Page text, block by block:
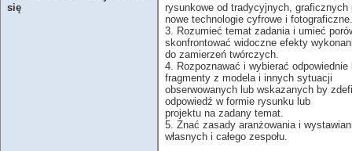
się
rysunkowe od tradycyjnych, graficznych
nowe technologie cyfrowe i fotograficzne.
3. Rozumieć temat zadania i umieć
skonfrontować widoczne efekty
do zamierzeń twórczych.
4. Rozpoznawać i wybierać odpowiednie
fragmenty z modela i innych sytuacji
obserwowanych lub wskazanych by
odpowiedź w formie rysunku lub
projektu na zadany temat.
5. Znać zasady aranżowania i
własnych i całego zespołu.